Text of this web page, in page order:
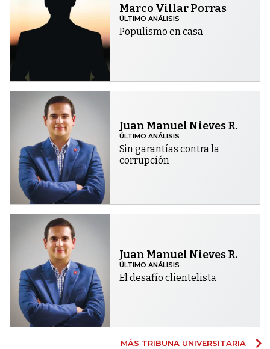
Marco Villar Porras
ÚLTIMO ANÁLISIS
Populismo en casa
Juan Manuel Nieves R.
ÚLTIMO ANÁLISIS
Sin garantías contra la
corrupción
Juan Manuel Nieves R.
ÚLTIMO ANÁLISIS
El desafío clientelista
MÁS TRIBUNA UNIVERSITARIA